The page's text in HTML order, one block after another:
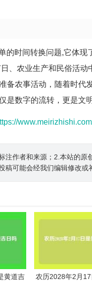
的时间转换问题,它体
、农业生产和民俗活
备农事活动，随着时代
是数字的流转，更是文
注作者和来源；2.本站的原
可能会经我们编辑修改或
黄道吉
农历2028年2月